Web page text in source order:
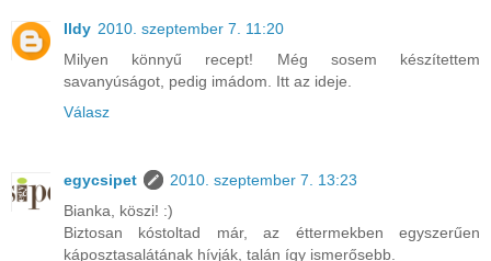
Ildy 2010. szeptember 7. 11:20
Milyen könnyű recept! Még sosem készítettem
savanyúságot, pedig imádom. Itt az ideje.
Válasz
egycsipet
2010. szeptember 7. 13:23
Bianka, köszi! :)
Biztosan kóstoltad már, az éttermekben egyszerűen
káposztasalátának hívják, talán így ismerősebb.